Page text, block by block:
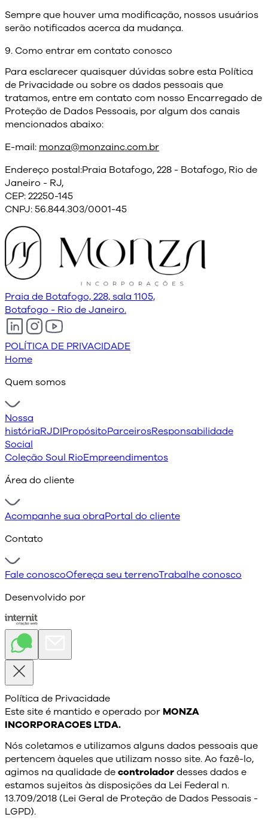
Sempre que houver uma modificação, nossos usuários
serão notificados acerca da mudança.
9. Como entrar em contato conosco
Para esclarecer quaisquer dúvidas sobre esta Política
de Privacidade ou sobre os dados pessoais que
tratamos, entre em contato com nosso Encarregado de
Proteção de Dados Pessoais, por algum dos canais
mencionados abaixo:
E-mail: monza@monzainc.com.br
Endereço postal:Praia Botafogo, 228 - Botafogo, Rio de
Janeiro - RJ,
CEP: 22250-145
CNPJ: 56.844.303/0001-45
Praia de Botafogo, 228, sala 1105,
Botafogo - Rio de Janeiro.
POLÍTICA DE PRIVACIDADE
Home
Quem somos
Nossa
históriaRJDIPropósitoParceirosResponsabilidade
Social
Coleção Soul RioEmpreendimentos
Área do cliente
Acompanhe sua obraPortal do cliente
Contato
Fale conoscoOfereça seu terrenoTrabalhe conosco
Desenvolvido por
Política de Privacidade
Este site é mantido e operado por MONZA
INCORPORACOES LTDA.
Nós coletamos e utilizamos alguns dados pessoais que
pertencem àqueles que utilizam nosso site. Ao fazê-lo,
agimos na qualidade decontroladordesses dados e
estamos sujeitos às disposições da Lei Federal n.
13.709/2018 (Lei Geral de Proteção de Dados Pessoais -
LGPD).